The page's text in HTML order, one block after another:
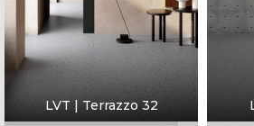
LVT | Terrazzo 32